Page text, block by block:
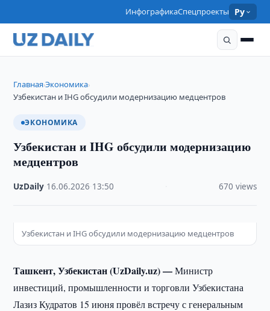
ИнфографикаСпецпроекты Ру
Главная›Экономика›
Узбекистан и IHG обсудили модернизацию медцентров
ЭКОНОМИКА
Узбекистан и IHG обсудили модернизацию
медцентров
UzDaily 16.06.2026 13:50 670 views
Узбекистан и IHG обсудили модернизацию медцентров
Ташкент, Узбекистан (UzDaily.uz) —Министр
инвестиций, промышленности и торговли Узбекистана
Лазиз Кудратов 15 июня провёл встречу с генеральным